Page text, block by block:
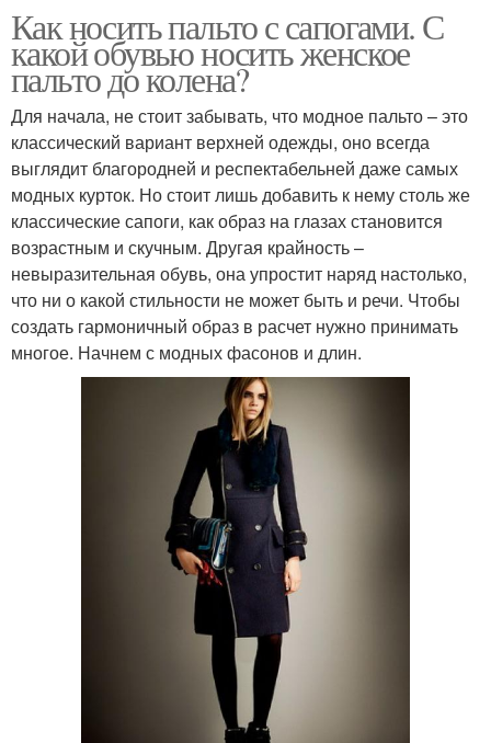
Как носить пальто с сапогами. С
какой обувью носить женское
пальто до колена?
Для начала, не стоит забывать, что модное пальто – это
классический вариант верхней одежды, оно всегда
выглядит благородней и респектабельней даже самых
модных курток. Но стоит лишь добавить к нему столь же
классические сапоги, как образ на глазах становится
возрастным и скучным. Другая крайность –
невыразительная обувь, она упростит наряд настолько,
что ни о какой стильности не может быть и речи. Чтобы
создать гармоничный образ в расчет нужно принимать
многое. Начнем с модных фасонов и длин.